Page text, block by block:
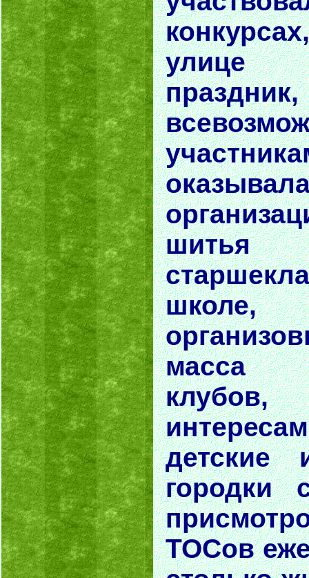
улице
шитья
школе,
масса
детские
городки
ТОСов